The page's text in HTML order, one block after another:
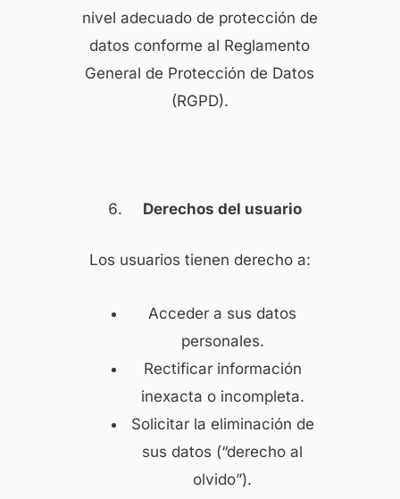
nivel adecuado de protección de
datos conforme al Reglamento
General de Protección de Datos
(RGPD).
Derechos del usuario
Los usuarios tienen derecho a:
Acceder a sus datos
personales.
Rectificar información
inexacta o incompleta.
Solicitar la eliminación de
sus datos (“derecho al
olvido”).